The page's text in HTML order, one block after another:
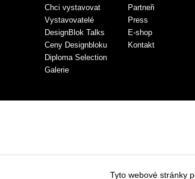
Chci vystavovat
Vystavovatelé
DesignBlok Talks
Ceny Designbloku
Diploma Selection
Galerie
Partneři
Press
E-shop
Kontakt
Tyto webové stránky